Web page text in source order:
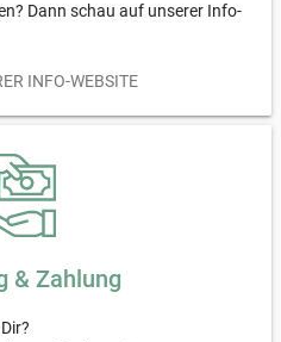
Dann schau auf unserer Info-
INFO-WEBSITE
& Zahlung